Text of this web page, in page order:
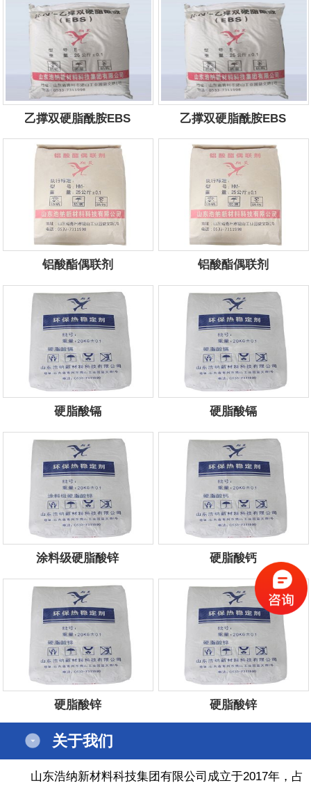
乙撑双硬脂酰胺EBS
服务电话：13854434444
乙撑双硬脂酰胺EBS
服务电话：13854434444
铝酸酯偶联剂
服务电话：13854434444
铝酸酯偶联剂
服务电话：13854434444
硬脂酸镉
服务电话：13854434444
硬脂酸镉
服务电话：13854434444
涂料级硬脂酸锌
服务电话：13854434444
硬脂酸钙
服务电话：13854434444
硬脂酸锌
服务电话：13854434444
硬脂酸锌
关于我们
山东浩纳新材料科技集团有限公司成立于2017年，占